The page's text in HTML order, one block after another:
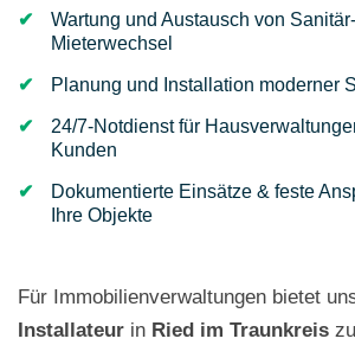
Wartung und Austausch von
Mieterwechsel
Planung und Installation moderner
24/7-Notdienst für
Kunden
Dokumentierte Einsätze & feste
Ihre Objekte
Für Immobilienverwaltungen bietet
Installateur in Ried im Traunkreis